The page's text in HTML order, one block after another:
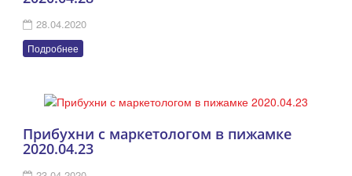
28.04.2020
Подробнее
Прибухни с маркетологом в пижамке
2020.04.23